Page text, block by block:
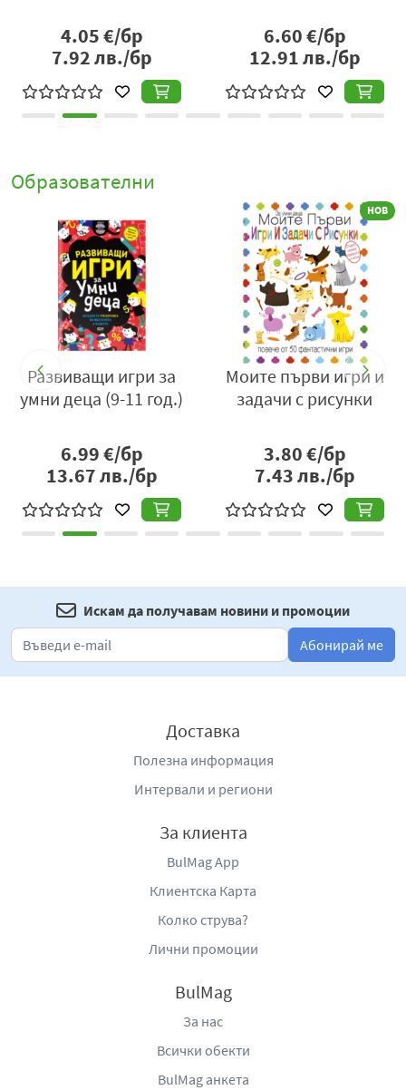
4.55€/бр
8.90лв./бр
12.50€/бр
24.45лв./бр
Образователни
Развиващи игри за
умни деца (9-11 год.)
6.99€/бр
13.67лв./бр
НОВ
Моите първи игри и
задачи с рисунки
3.80€/бр
7.43лв./бр
Искам да получавам новини и промоции
Абонирай ме
Доставка
Полезна информация
Интервали и региони
За клиента
BulMag App
Клиентска Карта
Колко струва?
Лични промоции
BulMag
За нас
Всички обекти
BulMag анкета